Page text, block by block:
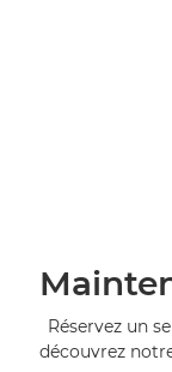
Réservez un
découvrez